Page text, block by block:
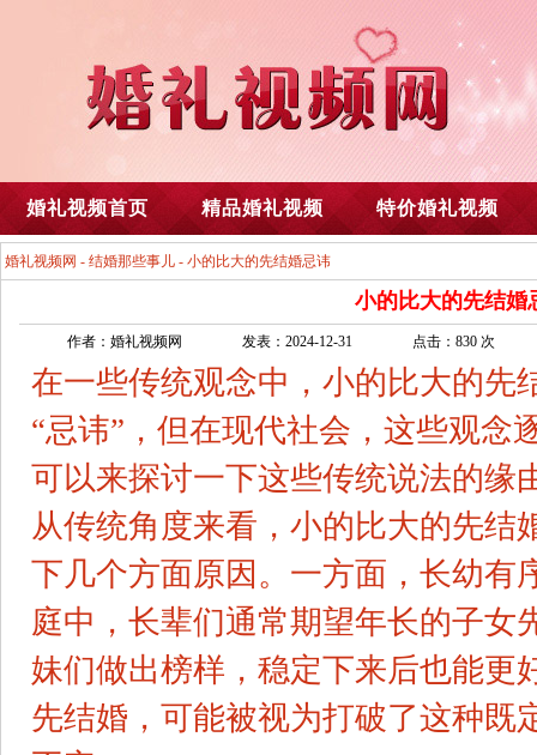
婚礼视频首页 精品婚礼视频 特价婚礼视频
婚礼视频网 - 结婚那些事儿 - 小的比大的先结婚忌讳
小的比大的先结婚
作者：婚礼视频网 发表：2024-12-31 点击：830 次
在一些传统观念中，小的比大的先
“忌讳”，但在现代社会，这些观念
可以来探讨一下这些传统说法的缘
从传统角度来看，小的比大的先结
下几个方面原因。一方面，长幼有
庭中，长辈们通常期望年长的子女
妹们做出榜样，稳定下来后也能更
先结婚，可能被视为打破了这种既